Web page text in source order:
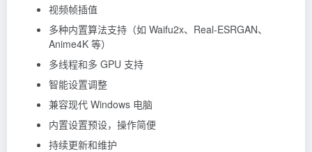
视频帧插值
多种内置算法支持（如 Waifu2x、Real-ESRGAN、
Anime4K 等）
多线程和多 GPU 支持
智能设置调整
兼容现代 Windows 电脑
内置设置预设，操作简便
持续更新和维护